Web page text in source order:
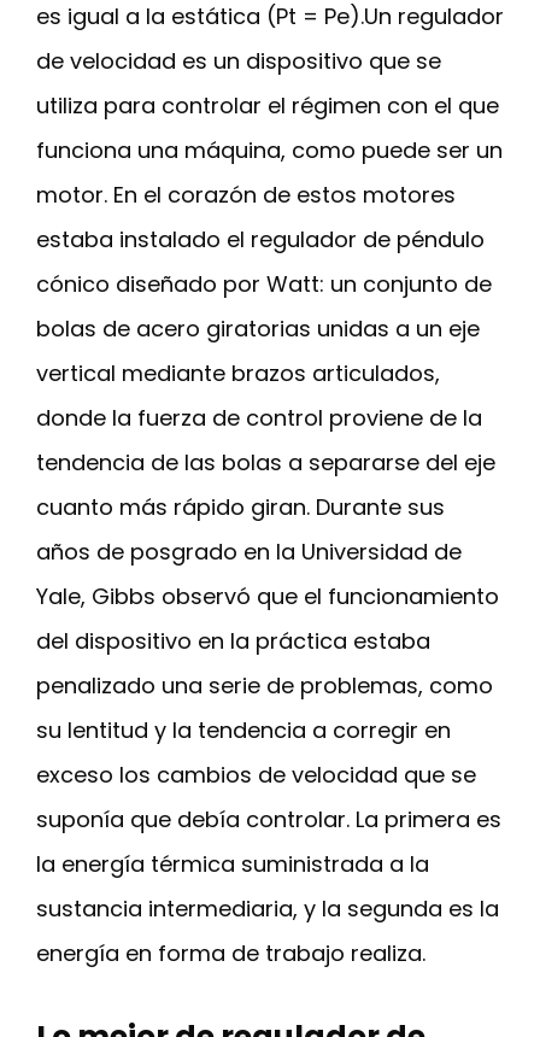
es igual a la estática (Pt = Pe).Un regulador
de velocidad es un dispositivo que se
utiliza para controlar el régimen con el que
funciona una máquina, como puede ser un
motor. En el corazón de estos motores
estaba instalado el regulador de péndulo
cónico diseñado por Watt: un conjunto de
bolas de acero giratorias unidas a un eje
vertical mediante brazos articulados,
donde la fuerza de control proviene de la
tendencia de las bolas a separarse del eje
cuanto más rápido giran. Durante sus
años de posgrado en la Universidad de
Yale, Gibbs observó que el funcionamiento
del dispositivo en la práctica estaba
penalizado una serie de problemas, como
su lentitud y la tendencia a corregir en
exceso los cambios de velocidad que se
suponía que debía controlar. La primera es
la energía térmica suministrada a la
sustancia intermediaria, y la segunda es la
energía en forma de trabajo realiza.